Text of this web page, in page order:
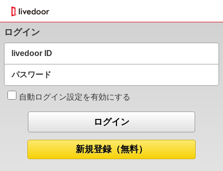
ログイン
livedoor ID
パスワード
自動ログイン設定を有効にする
新規登録（無料）